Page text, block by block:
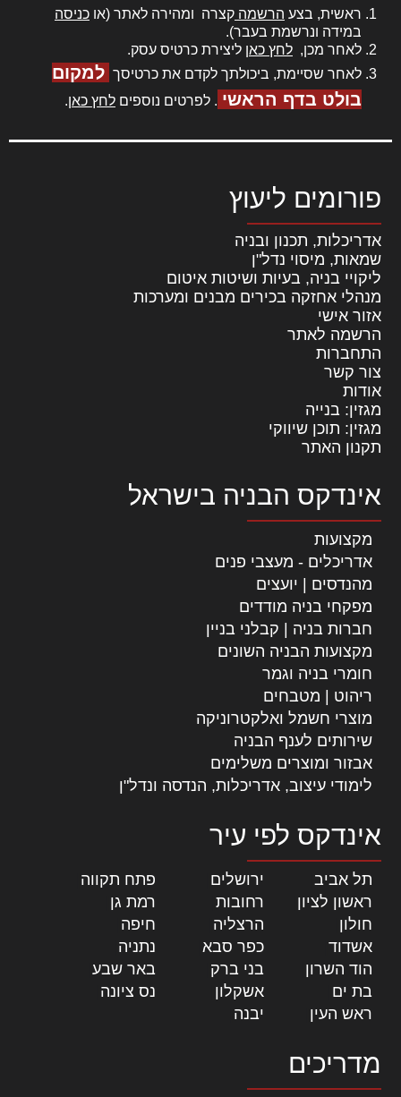
ראשית, בצע הרשמה קצרה ומהירה לאתר (או כניסה
במידה ונרשמת בעבר).
לאחר מכן, לחץ כאן ליצירת כרטיס עסק.
לאחר שסיימת, ביכולתך לקדם את כרטיסך למקום
בולט בדף הראשי . לפרטים נוספים לחץ כאן.
פורומים ליעוץ
אדריכלות, תכנון ובניה
שמאות, מיסוי נדל"ן
ליקויי בניה, בעיות ושיטות איטום
מנהלי אחזקה בכירים מבנים ומערכות
אזור אישי
הרשמה לאתר
התחברות
צור קשר
אודות
מגזין: בנייה
מגזין: תוכן שיווקי
תקנון האתר
אינדקס הבניה בישראל
מקצועות
אדריכלים - מעצבי פנים
מהנדסים | יועצים
מפקחי בניה מודדים
חברות בניה | קבלני בניין
מקצועות הבניה השונים
חומרי בניה וגמר
ריהוט | מטבחים
מוצרי חשמל ואלקטרוניקה
שירותים לענף הבניה
אבזור ומוצרים משלימים
לימודי עיצוב, אדריכלות, הנדסה ונדל"ן
אינדקס לפי עיר
תל אביב ירושלים פתח תקווה
ראשון לציון
רחובות רמת גן
חולון
הרצליה חיפה
אשדוד
כפר סבא נתניה
הוד השרון
בני ברק באר שבע
בת ים
אשקלון נס ציונה
ראש העין
יבנה
מדריכים